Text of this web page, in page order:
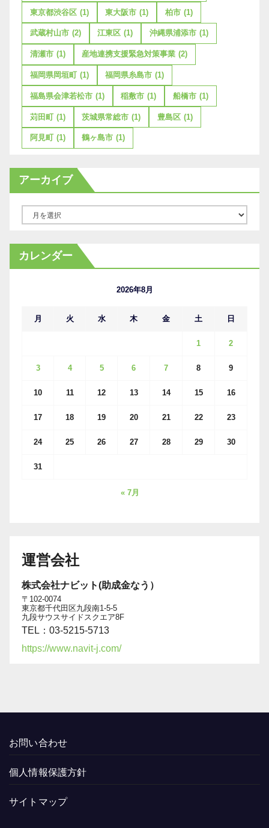
東京都渋谷区 (1) 東大阪市 (1) 柏市 (1)
武蔵村山市 (2) 江東区 (1) 沖縄県浦添市 (1)
清瀬市 (1) 産地連携支援緊急対策事業 (2)
福岡県岡垣町 (1) 福岡県糸島市 (1)
福島県会津若松市 (1) 稲敷市 (1) 船橋市 (1)
苅田町 (1) 茨城県常総市 (1) 豊島区 (1)
阿見町 (1) 鶴ヶ島市 (1)
アーカイブ
カ
イ
カレンダー
2026年8月
月 火 水 木 金 土 日
1 2
3 4 5 6 7 8 9
10 11 12 13 14 15 16
17 18 19 20 21 22 23
24 25 26 27 28 29 30
31
« 7月
運営会社
株式会社ナビット(助成金なう）
〒102-0074
東京都千代田区九段南1-5-5
九段サウスサイドスクエア8F
TEL：03-5215-5713
https://www.navit-j.com/
お問い合わせ
個人情報保護方針
サイトマップ